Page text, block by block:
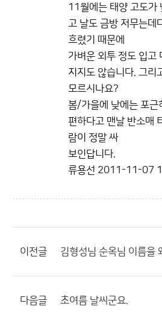
11월에는 태양 고도가
고 날도 금방 저무는데
흐렸기 때문에
가벼운 외투 정도 입고
지지도 않습니다. 그리
모르시나요?
봄/가을에 낮에는 포근
편하다고 맨날 반소매
람이 정말 싸
보인답니다.
류용선 2011-11-07
이전글
다음글 초여름 날씨군요.